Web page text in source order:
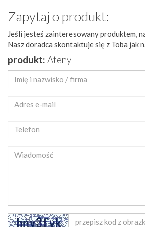
Zapytaj o produkt:
Jeśli jesteś zainteresowany produktem,
Nasz doradca skontaktuje się z Toba jak
produkt: Ateny